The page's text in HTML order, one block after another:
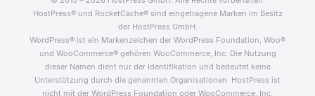
Hier findest
du unsereAllgemeinen Geschäftsbedingungen